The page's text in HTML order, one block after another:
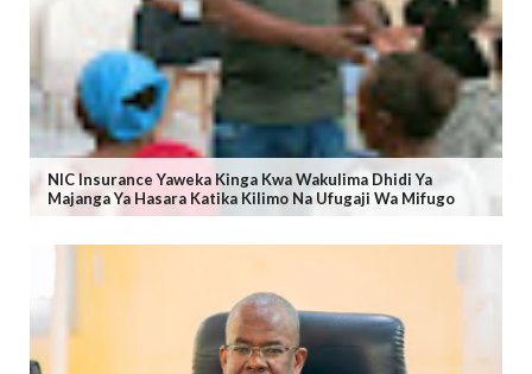
NIC Insurance Yaweka Kinga Kwa Wakulima Dhidi Ya
Majanga Ya Hasara Katika Kilimo Na Ufugaji Wa Mifugo